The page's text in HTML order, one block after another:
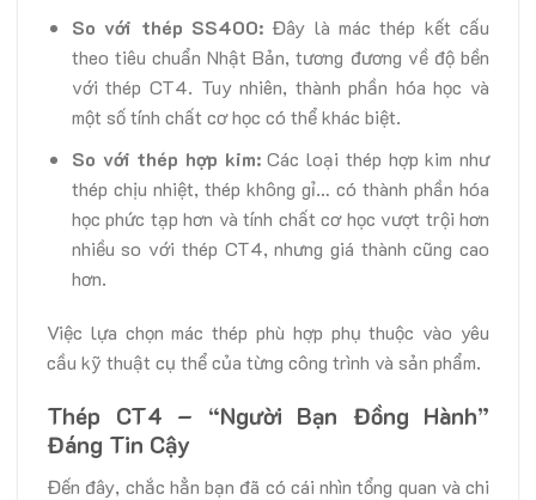
So với thép SS400:Đây là mác thép kết cấu
theo tiêu chuẩn Nhật Bản, tương đương về độ bền
với thép CT4. Tuy nhiên, thành phần hóa học và
một số tính chất cơ học có thể khác biệt.
So với thép hợp kim:Các loại thép hợp kim như
thép chịu nhiệt, thép không gỉ… có thành phần hóa
học phức tạp hơn và tính chất cơ học vượt trội hơn
nhiều so với thép CT4, nhưng giá thành cũng cao
hơn.
Việc lựa chọn mác thép phù hợp phụ thuộc vào yêu
cầu kỹ thuật cụ thể của từng công trình và sản phẩm.
Thép CT4 – “Người Bạn Đồng Hành”
Đáng Tin Cậy
Đến đây, chắc hẳn bạn đã có cái nhìn tổng quan và chi